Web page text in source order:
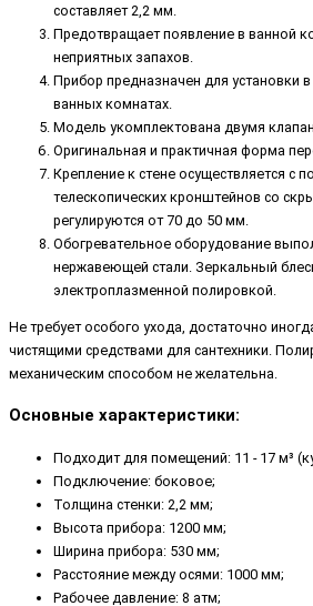
составляет 2,2 мм.
Предотвращает появление в ванной
неприятных запахов.
Прибор предназначен для установки
ванных комнатах.
Модель укомплектована двумя
Оригинальная и практичная форма
Крепление к стене осуществляется с
телескопических кронштейнов со
регулируются от 70 до 50 мм.
Обогревательное оборудование
нержавеющей стали. Зеркальный
электроплазменной полировкой.
Не требует особого ухода, достаточно
чистящими средствами для сантехники.
механическим способом не желательна.
Основные характеристики:
Подходит для помещений: 11 - 17 м³
Подключение: боковое;
Толщина стенки: 2,2 мм;
Высота прибора: 1200 мм;
Ширина прибора: 530 мм;
Расстояние между осями: 1000 мм;
Рабочее давление: 8 атм;